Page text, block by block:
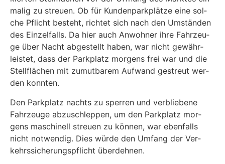
ma­lig zu streu­en. Ob für Kun­den­park­plät­ze eine sol­
che Pflicht besteht, rich­tet sich nach den Umstän­den
des Ein­zel­falls. Da hier auch Anwoh­ner ihre Fahr­zeu­
ge über Nacht abge­stellt haben, war nicht gewähr­
leis­tet, dass der Park­platz mor­gens frei war und die
Stell­flä­chen mit zumut­ba­rem Auf­wand gestreut wer­
den konnten.
Den Park­platz nachts zu sper­ren und ver­blie­be­ne
Fahr­zeu­ge abzu­schlep­pen, um den Park­platz mor­
gens maschi­nell streu­en zu kön­nen, war eben­falls
nicht not­wen­dig. Dies wür­de den Umfang der Ver­
kehrs­si­che­rungs­pflicht überdehnen.